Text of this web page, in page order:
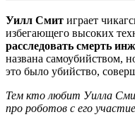
Уилл Смит играет
избегающего высоких
расследовать смерть
названа самоубийством,
это было убийство,
Тем кто любит Уилла
про роботов с его